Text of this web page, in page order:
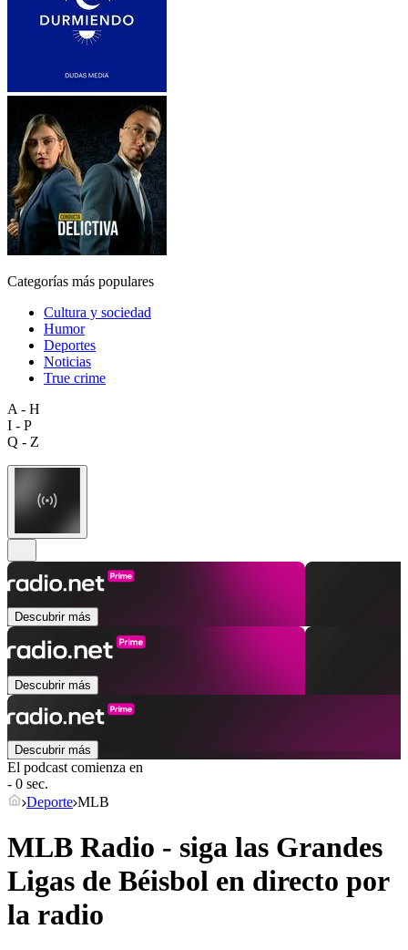
Categorías más populares
Cultura y sociedad
Humor
Deportes
Noticias
True crime
A - H
I - P
Q - Z
Descubrir más
Descubrir más
Descubrir más
El podcast comienza en
- 0 sec.
Deporte MLB
MLB Radio - siga las Grandes
Ligas de Béisbol en directo por
la radio